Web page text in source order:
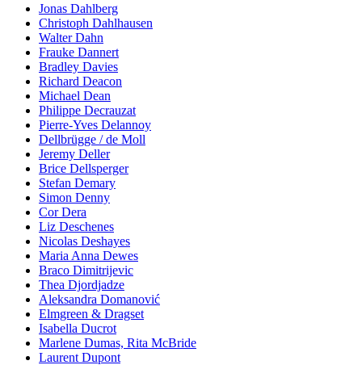
Jonas Dahlberg
Christoph Dahlhausen
Walter Dahn
Frauke Dannert
Bradley Davies
Richard Deacon
Michael Dean
Philippe Decrauzat
Pierre-Yves Delannoy
Dellbrügge / de Moll
Jeremy Deller
Brice Dellsperger
Stefan Demary
Simon Denny
Cor Dera
Liz Deschenes
Nicolas Deshayes
Maria Anna Dewes
Braco Dimitrijevic
Thea Djordjadze
Aleksandra Domanović
Elmgreen & Dragset
Isabella Ducrot
Marlene Dumas, Rita McBride
Laurent Dupont